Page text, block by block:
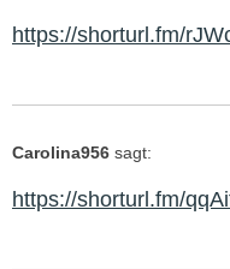
https://shorturl.fm/
Carolina956 sagt:
https://shorturl.fm/